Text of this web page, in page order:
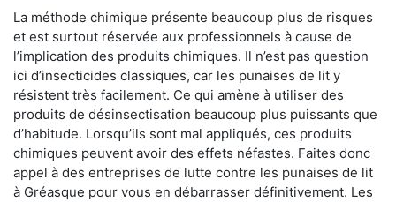
La méthode chimique présente beaucoup plus de risques
et est surtout réservée aux professionnels à cause de
l’implication des produits chimiques. Il n’est pas question
ici d’insecticides classiques, car les punaises de lit y
résistent très facilement. Ce qui amène à utiliser des
produits de désinsectisation beaucoup plus puissants que
d’habitude. Lorsqu’ils sont mal appliqués, ces produits
chimiques peuvent avoir des effets néfastes. Faites donc
appel à des entreprises de lutte contre les punaises de lit
à Gréasque pour vous en débarrasser définitivement. Les